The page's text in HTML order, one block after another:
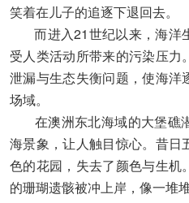
笑着在儿子的追逐下退回去。
而进入21世纪以来，海洋
受人类活动所带来的污染压
泄漏与生态失衡问题，使海洋
场域。
在澳洲东北海域的大堡礁
海景象，让人触目惊心。昔日
色的花园，失去了颜色与生机
的珊瑚遗骸被冲上岸，像一堆堆